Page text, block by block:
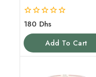
0
of
5
180 Dhs
Add To Cart